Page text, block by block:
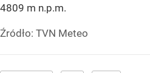
4809 m n.p.m.
Źródło: TVN Meteo